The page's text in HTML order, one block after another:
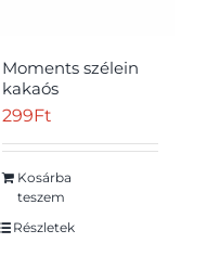
Moments szélein
kakaós
bevonómasszába
krémmel töltött
ostyaszelet 45 g
299Ft
Kosárba
teszem
Részletek